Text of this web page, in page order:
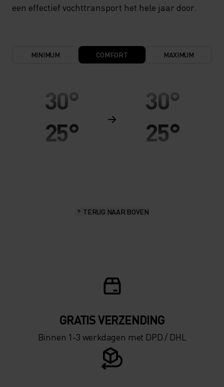
een effectief vochttransport het hele jaar door.
MINIMUM COMFORT MAXIMUM
30°
25°
-5°
30°
25°
-5°
TERUG NAAR BOVEN
GRATIS VERZENDING​​​​​​​​​​​​​​
Binnen 1-3 werkdagen met DPD / DHL